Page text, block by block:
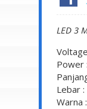
LED 3
Power
Lebar :
Warna